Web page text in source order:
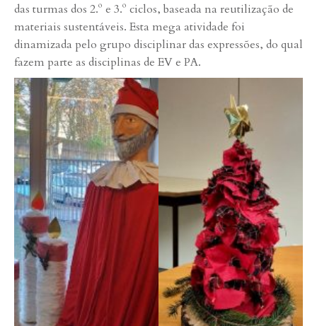
das turmas dos 2.º e 3.º ciclos, baseada na reutilização de
materiais sustentáveis. Esta mega atividade foi
dinamizada pelo grupo disciplinar das expressões, do qual
fazem parte as disciplinas de EV e PA.